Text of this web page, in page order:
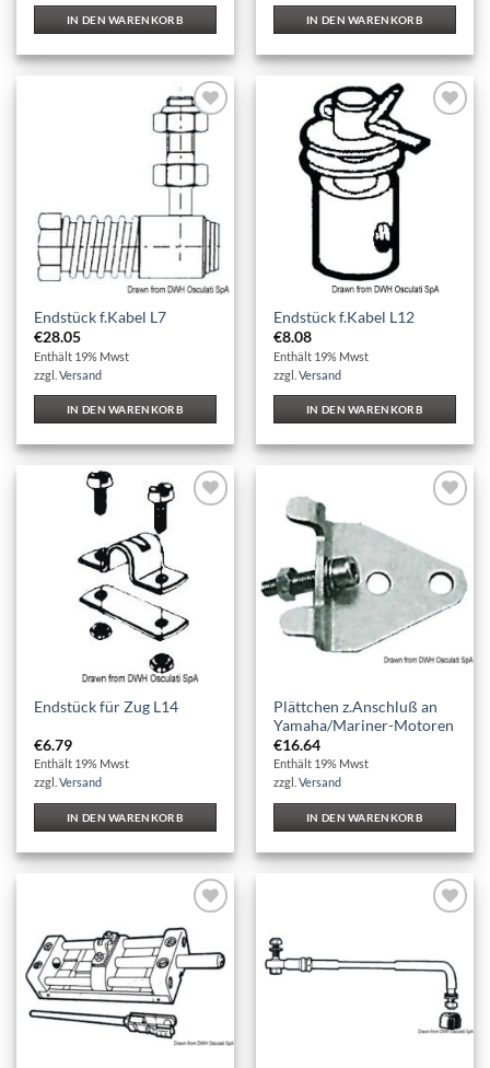
IN DEN WARENKORB IN DEN WARENKORB
Auf die
Wunschliste
Endstück f.Kabel L7
€28.05
Enthält 19% Mwst
zzgl.Versand
IN DEN WARENKORB
Auf die
Wunschliste
Endstück f.Kabel L12
€8.08
Enthält 19% Mwst
zzgl.Versand
IN DEN WARENKORB
Wunschliste
Endstück für Zug L14
€6.79
Enthält 19% Mwst
zzgl.Versand
IN DEN WARENKORB
Wunschliste
Plättchen z.Anschluß an
Yamaha/Mariner-Motoren
€16.64
Enthält 19% Mwst
zzgl.Versand
IN DEN WARENKORB
Auf die
Wunschliste